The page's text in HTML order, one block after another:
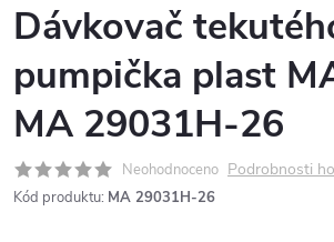
Dávkovač
pumpička plast
MA 29031H-26
Neohodnoceno Podrobnosti
Kód produktu: MA 29031H-26